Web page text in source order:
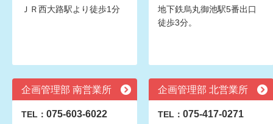
ＪＲ西大路駅より徒歩1分
地下鉄烏丸御池駅5番出口
徒歩3分。
企画管理部 南営業所
TEL： 075-603-6022
企画管理部 北営業所
TEL： 075-417-0271